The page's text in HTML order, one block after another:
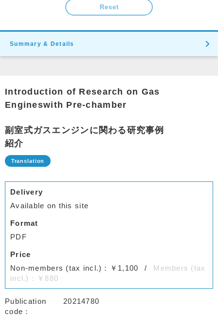
Reset
Summary & Details
Introduction of Research on Gas
Engineswith Pre-chamber
副室式ガスエンジンに関わる研究事例
紹介
Delivery
Available on this site
Format
PDF
Price
Non-members (tax incl.)：￥1,100
Members (tax
incl.)：￥880
Publication
code
20214780